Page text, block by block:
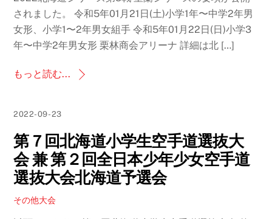
されました。 令和5年01月21日(土)小学1年〜中学2年男
女形、小学1〜2年男女組手 令和5年01月22日(日)小学3
年〜中学2年男女形 栗林商会アリーナ 詳細は北 […]
もっと読む...
2022-09-23
第７回北海道小学生空手道選抜大
会 兼 第２回全日本少年少女空手道
選抜大会北海道予選会
その他大会